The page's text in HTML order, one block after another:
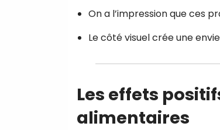
On a l’impression que ces
Le côté visuel crée une
Les effets
alimentaires